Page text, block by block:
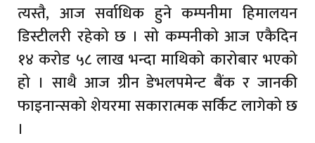
त्यस्तै, आज सर्वाधिक हुने कम्पनीमा हिमालयन
डिस्टीलरी रहेको छ । सो कम्पनीको आज एकैदिन
१४ करोड ५८ लाख भन्दा माथिको कारोबार भएको
हो । साथै आज ग्रीन डेभलपमेन्ट बैंक र जानकी
फाइनान्सको शेयरमा सकारात्मक सर्किट लागेको छ
।